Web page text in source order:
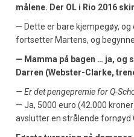
målene. Der OL i Rio 2016
— Dette er bare kjempegøy,
fortsetter Martens, og
— Mamma på bagen … ja, og
Darren (Webster-Clarke,
— Er det pengepremie for Q-
— Ja, 5000 euro (42.000
avslutter en strålende fornøyd